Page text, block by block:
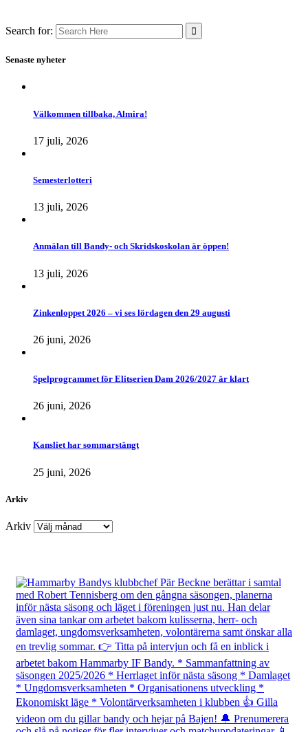
Search for:
Senaste nyheter
Välkommen tillbaka, Almira!
17 juli, 2026
Semesterlotteri
13 juli, 2026
Anmälan till Bandy- och Skridskoskolan är öppen!
13 juli, 2026
Zinkenloppet 2026 – vi ses lördagen den 29 augusti
26 juni, 2026
Spelprogrammet för Elitserien Dam 2026/2027 är klart
26 juni, 2026
Kansliet har sommarstängt
25 juni, 2026
Arkiv
Arkiv